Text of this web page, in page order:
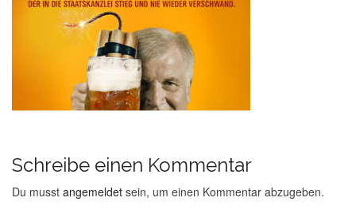
Schreibe einen Kommentar
Du musst angemeldet sein, um einen Kommentar abzugeben.